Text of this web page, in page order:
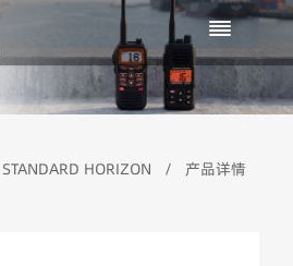
STANDARD HORIZON / 产品详情